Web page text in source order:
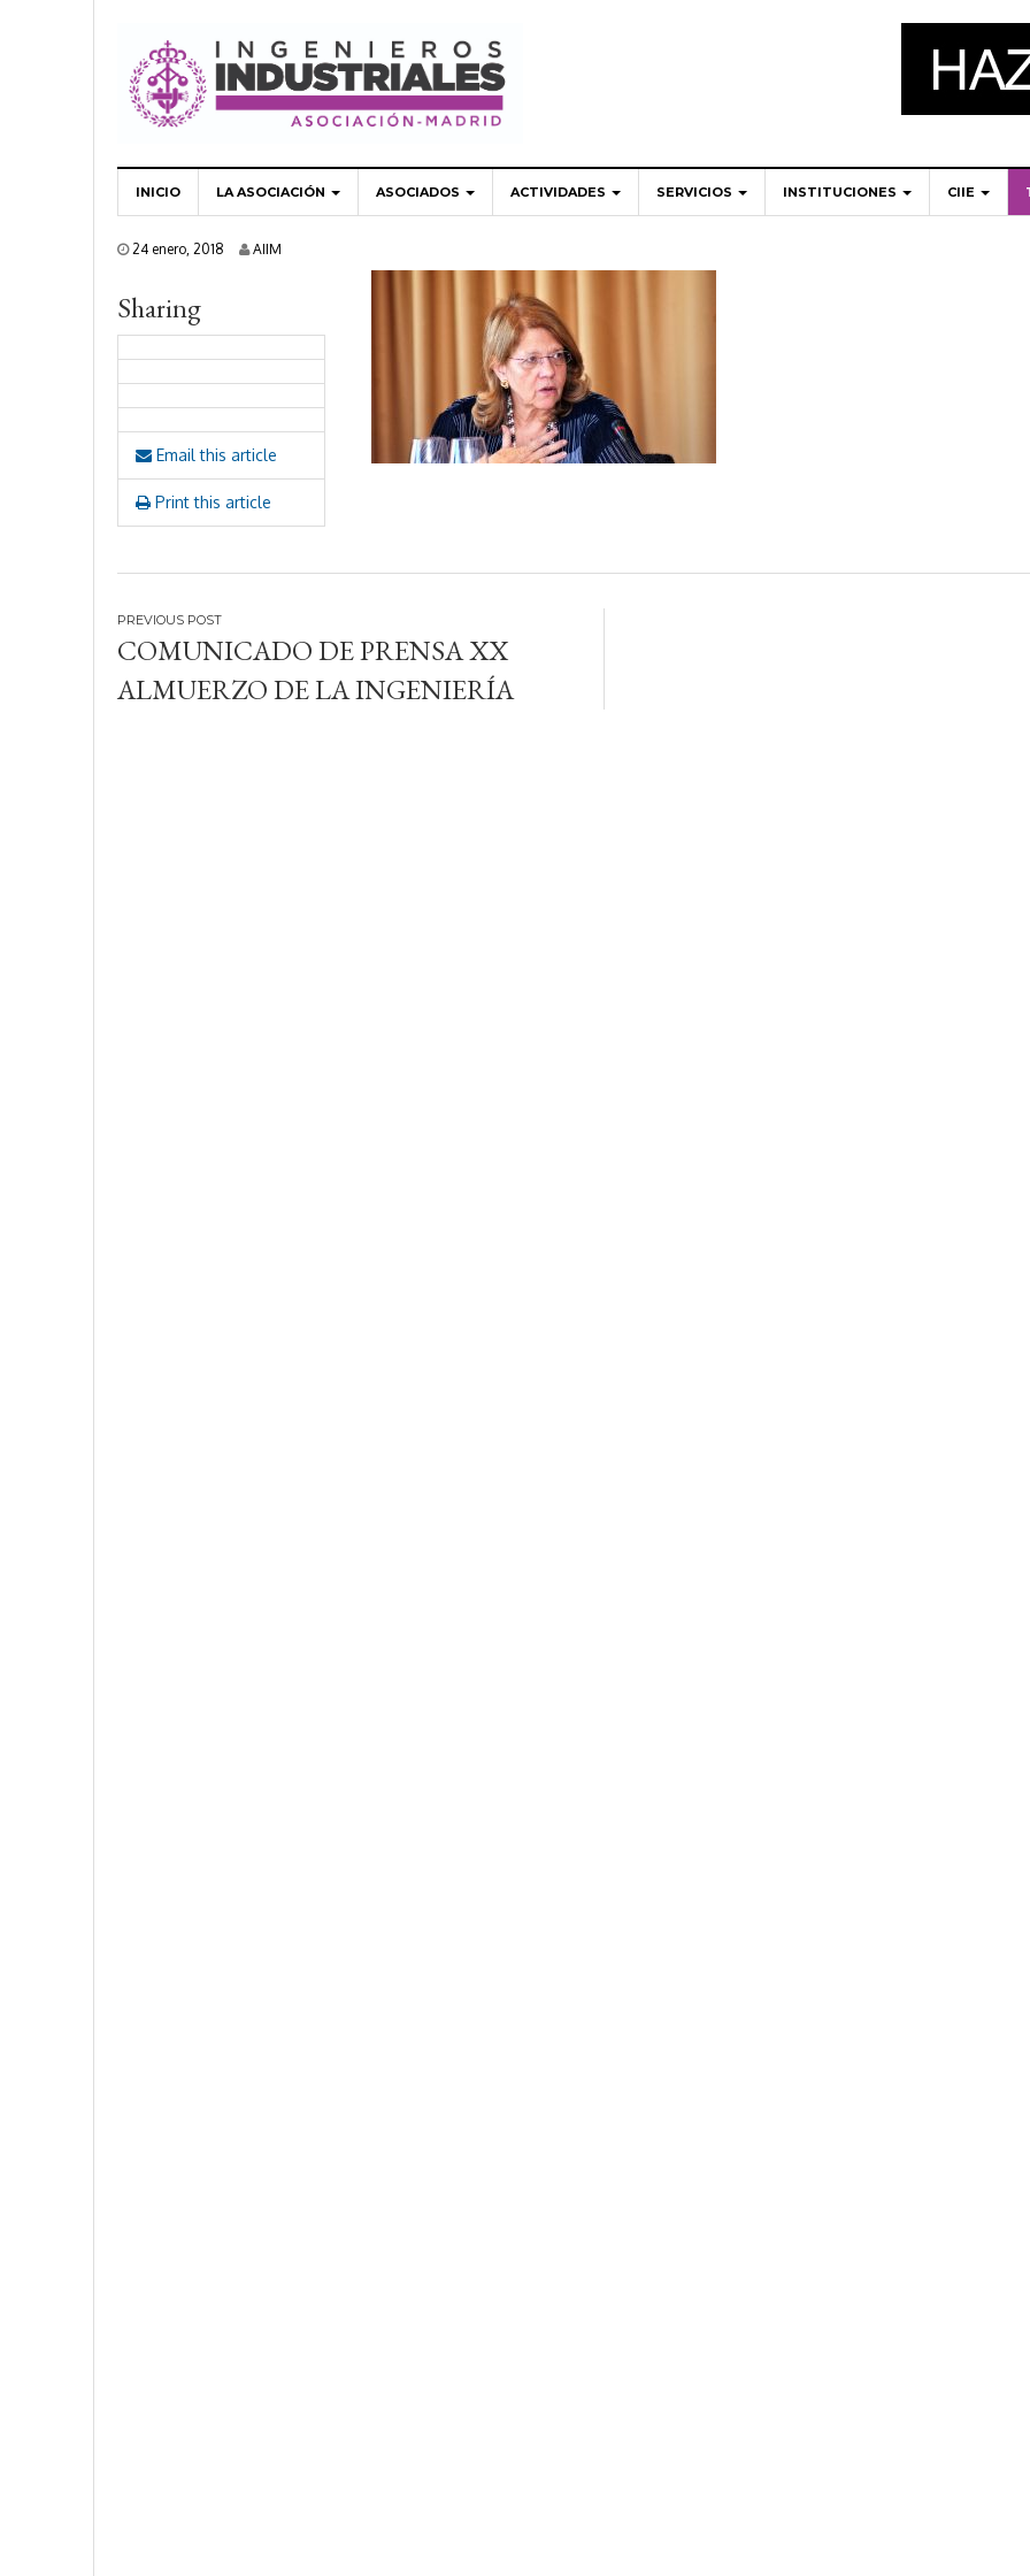
INICIO LA ASOCIACIÓN ASOCIADOS ACTIVIDADES SERVICIOS INSTITUCIONES CIIE
24 enero, 2018
o
,
2
8
AIIM
Sharing
Email this article
Print this article
Navegación
de
entradas
COMUNICADO DE PRENSA XX
ALMUERZO DE LA INGENIERÍA